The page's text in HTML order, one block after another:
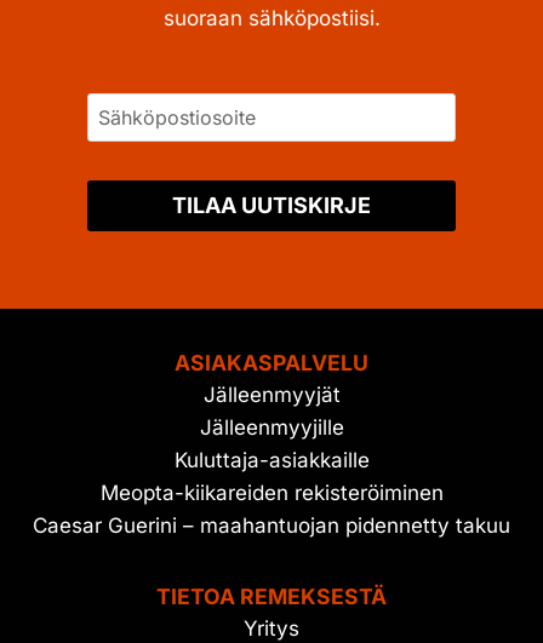
suoraan sähköpostiisi.
TILAA UUTISKIRJE
ASIAKASPALVELU
Jälleenmyyjät
Jälleenmyyjille
Kuluttaja-asiakkaille
Meopta-kiikareiden rekisteröiminen
Caesar Guerini – maahantuojan pidennetty takuu
TIETOA REMEKSESTÄ
Yritys